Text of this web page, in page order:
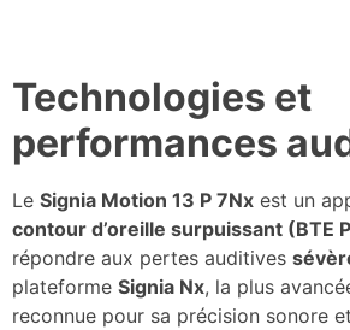
Technologies et
performances
Le Signia Motion 13 P 7Nx est un
contour d’oreille surpuissant (BTE
répondre aux pertes auditives
plateforme Signia Nx, la plus
reconnue pour sa précision sonore